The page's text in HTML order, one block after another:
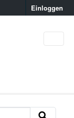
Einloggen